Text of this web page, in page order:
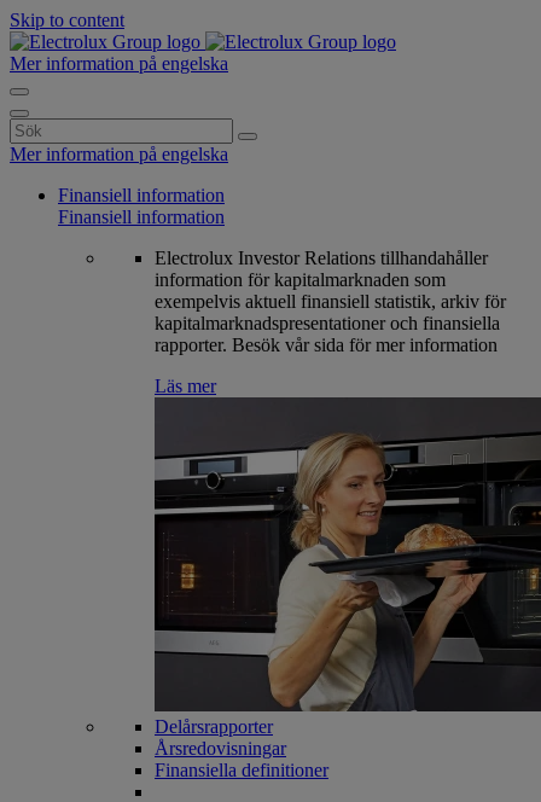
Skip to content
Mer information på engelska
Search
for:
Mer information på engelska
Finansiell information
Finansiell information
Electrolux Investor Relations tillhandahåller
information för kapitalmarknaden som
exempelvis aktuell finansiell statistik, arkiv för
kapitalmarknadspresentationer och finansiella
rapporter. Besök vår sida för mer information
Läs mer
Delårsrapporter
Årsredovisningar
Finansiella definitioner